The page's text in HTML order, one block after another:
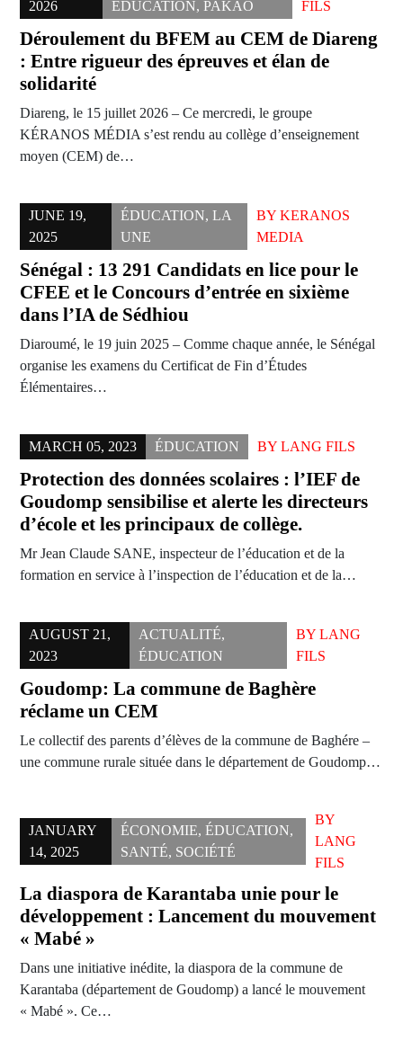
2026 ÉDUCATION, PAKAO FILS
Déroulement du BFEM au CEM de Diareng
: Entre rigueur des épreuves et élan de
solidarité
Diareng, le 15 juillet 2026 – Ce mercredi, le groupe
KÉRANOS MÉDIA s’est rendu au collège d’enseignement
moyen (CEM) de…
JUNE 19,
2025
ÉDUCATION, LA
UNE
BY KERANOS
MEDIA
Sénégal : 13 291 Candidats en lice pour le
CFEE et le Concours d’entrée en sixième
dans l’IA de Sédhiou
Diaroumé, le 19 juin 2025 – Comme chaque année, le Sénégal
organise les examens du Certificat de Fin d’Études
Élémentaires…
MARCH 05, 2023 ÉDUCATION BY LANG FILS
Protection des données scolaires : l’IEF de
Goudomp sensibilise et alerte les directeurs
d’école et les principaux de collège.
Mr Jean Claude SANE, inspecteur de l’éducation et de la
formation en service à l’inspection de l’éducation et de la…
AUGUST 21,
2023
ACTUALITÉ,
ÉDUCATION
BY LANG
FILS
Goudomp: La commune de Baghère
réclame un CEM
Le collectif des parents d’élèves de la commune de Baghére –
une commune rurale située dans le département de Goudomp…
JANUARY
14, 2025
ÉCONOMIE, ÉDUCATION,
SANTÉ, SOCIÉTÉ
BY
LANG
FILS
La diaspora de Karantaba unie pour le
développement : Lancement du mouvement
« Mabé »
Dans une initiative inédite, la diaspora de la commune de
Karantaba (département de Goudomp) a lancé le mouvement
« Mabé ». Ce…